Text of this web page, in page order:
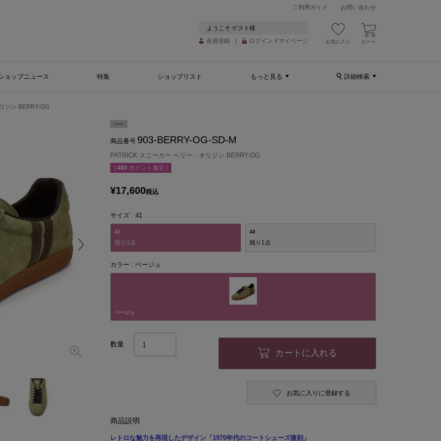
ご利用ガイド お問い合わせ
ようこそ ゲスト様
会員登録
ログイン / マイページ お気に入り カート
ョップニュース 特集 ショップリスト もっと見る 詳細検索
ジン BERRY-OG
mens
商品番号 903-BERRY-OG-SD-M
PATRICK スニーカー ベリー・オリジン BERRY-OG
[ 480 ポイント進呈 ]
¥17,600税込
サイズ 41
41
残り1点
42
残り1点
カラー ベージュ
ベージュ
数量
カートに入れる
お気に入りに登録する
商品説明
レトロな魅力を再現したデザイン「1970年代のコートシューズ復刻」